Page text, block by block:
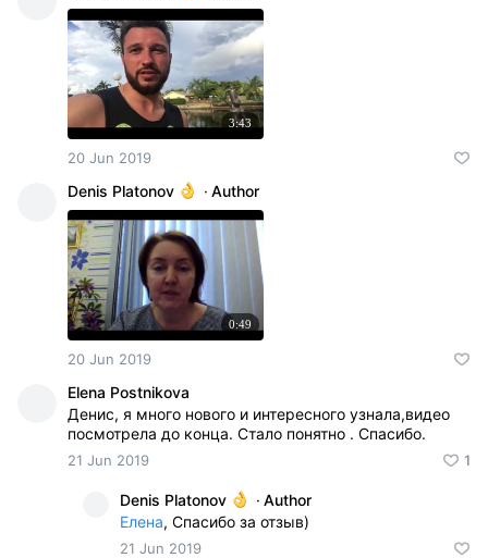
3:43
20 Jun 2019
Denis Platonov · Author
0:49
20 Jun 2019
Elena Postnikova
Денис, я много нового и интересного узнала,видео
посмотрела до конца. Стало понятно . Спасибо.
21 Jun 2019 1
Denis Platonov · Author
Елена, Спасибо за отзыв)
21 Jun 2019